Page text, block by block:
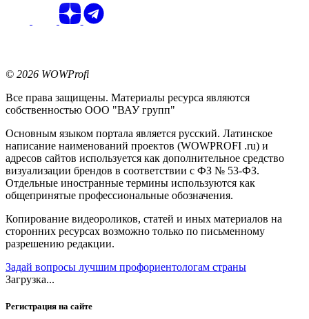
© 2026 WOWProfi
Все права защищены. Материалы ресурса являются
собственностью ООО "ВАУ групп"
Основным языком портала является русский. Латинское
написание наименований проектов (WOWPROFI .ru) и
адресов сайтов используется как дополнительное средство
визуализации брендов в соответствии с ФЗ № 53-ФЗ.
Отдельные иностранные термины используются как
общепринятые профессиональные обозначения.
Копирование видеороликов, статей и иных материалов на
сторонних ресурсах возможно только по письменному
разрешению редакции.
Задай вопросы лучшим профориентологам страны
Загрузка...
Регистрация на сайте